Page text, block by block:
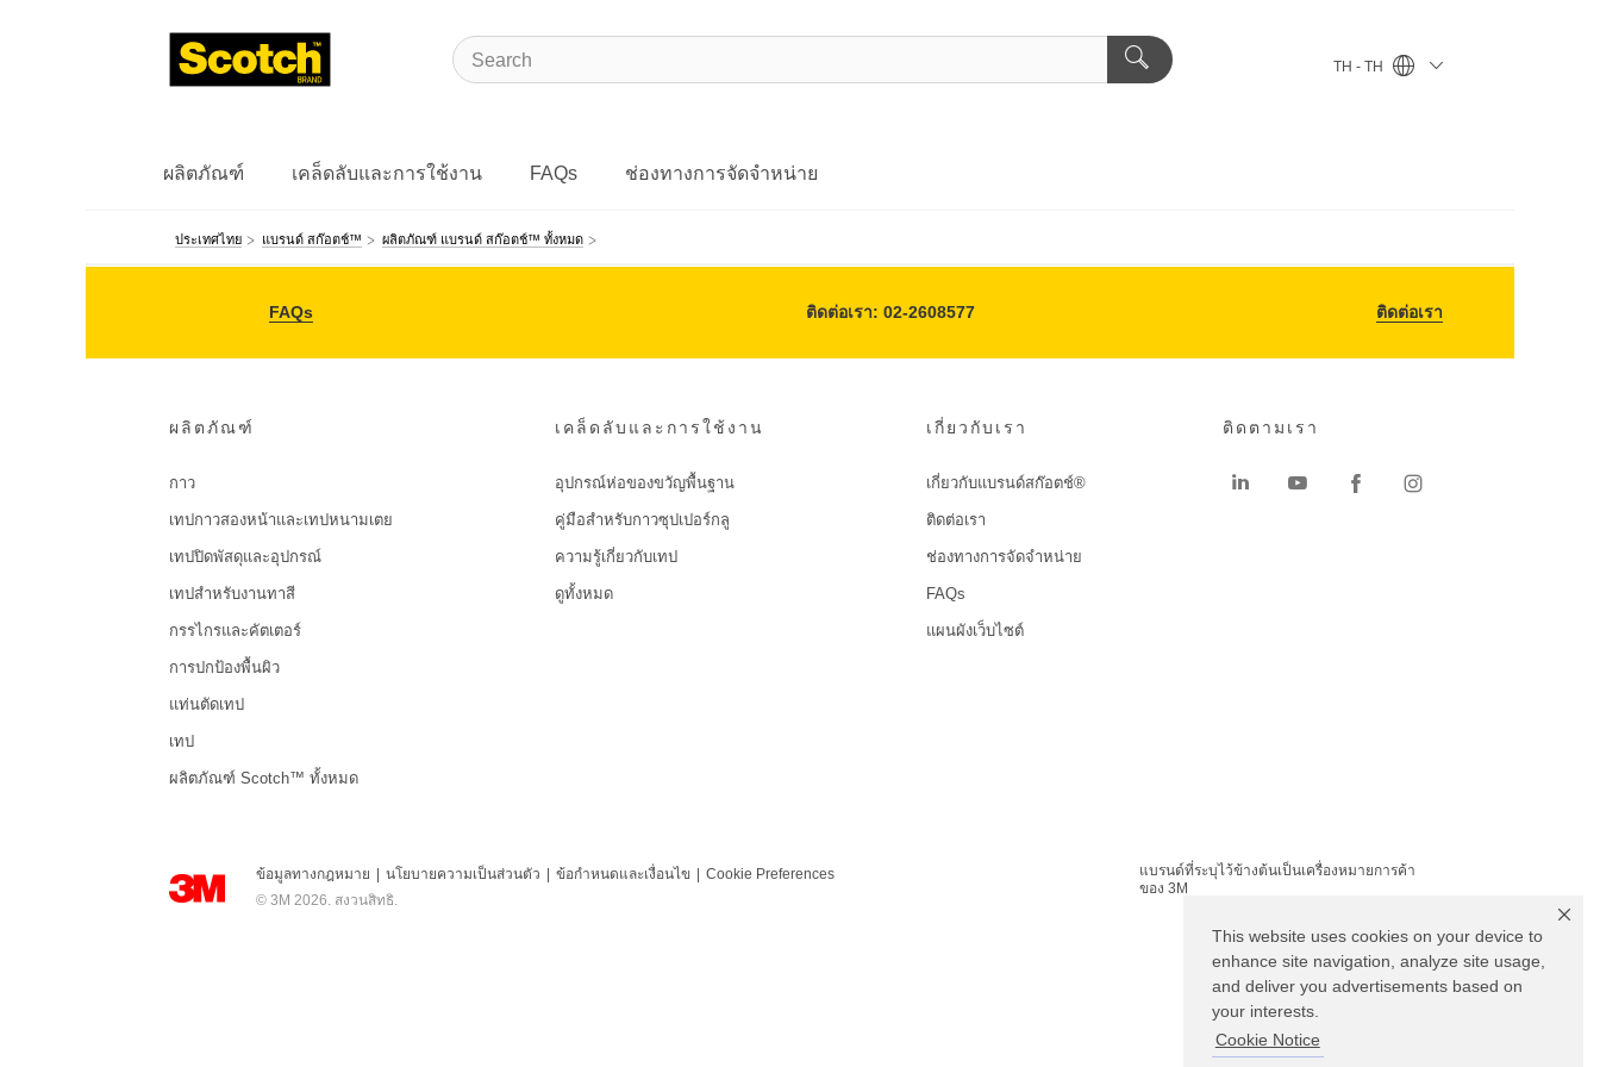
This website uses cookies on your device to
enhance site navigation, analyze site usage,
and deliver you advertisements based on
your interests.
Cookie Notice
TH - TH
ผลิตภัณฑ์ เคล็ดลับและการใช้งาน FAQs ช่องทางการจัดจำหน่าย
ประเทศไทย แบรนด์ สก๊อตช์™ ผลิตภัณฑ์ แบรนด์ สก๊อตช์™ ทั้งหมด
FAQs ติดต่อเรา: 02-2608577 ติดต่อเรา
ผลิตภัณฑ์
กาว
เทปกาวสองหน้าและเทปหนามเตย
เทปปิดพัสดุและอุปกรณ์
เทปสำหรับงานทาสี
กรรไกรและคัตเตอร์
การปกป้องพื้นผิว
แท่นตัดเทป
เทป
ผลิตภัณฑ์ Scotch™ ทั้งหมด
เคล็ดลับและการใช้งาน
อุปกรณ์ห่อของขวัญพื้นฐาน
คู่มือสำหรับกาวซุปเปอร์กลู
ความรู้เกี่ยวกับเทป
ดูทั้งหมด
เกี่ยวกับเรา
เกี่ยวกับแบรนด์สก๊อตช์®
ติดต่อเรา
ช่องทางการจัดจำหน่าย
FAQs
แผนผังเว็บไซต์
ข้อมูลทางกฎหมาย นโยบายความเป็นส่วนตัว ข้อกำหนดและเงื่อนไข
Cookie Preferences
© 3M 2026. สงวนสิทธิ.
ติดตามเรา
แบรนด์ที่ระบุไว้ข้างต้นเป็นเครื่องหมายการค้า
ของ 3M